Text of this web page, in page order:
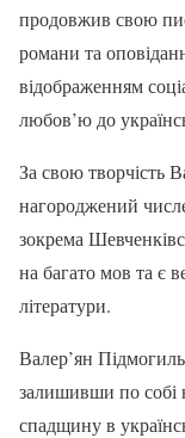
продовжив свою
романи та
відображенням
любов’ю до
За свою творчість
нагороджений
зокрема
на багато мов та є
літератури.
Валер’ян
залишивши по собі
спадщину в